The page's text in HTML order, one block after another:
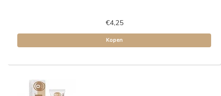
€4,25
Kopen